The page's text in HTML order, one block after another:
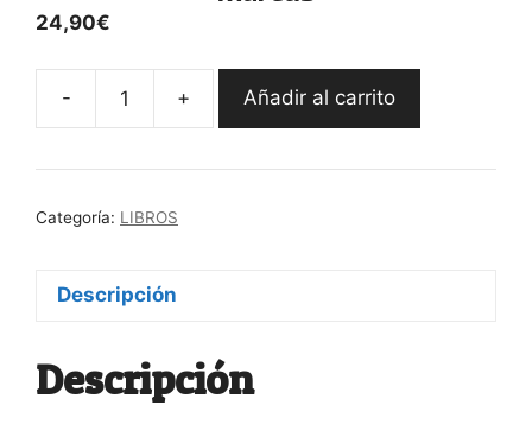
24,90€
-
LAS
AL
REVOLUCIÓN
+ Añadir al carrito
Categoría: LIBROS
Descripción
Descripción